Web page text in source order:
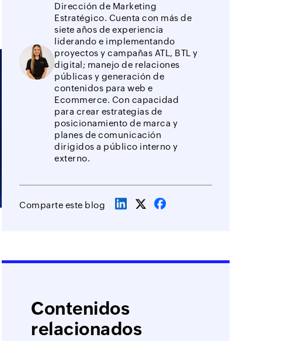
Dirección de Marketing
Estratégico. Cuenta con más de
siete años de experiencia
liderando e implementando
proyectos y campañas ATL, BTL y
digital; manejo de relaciones
públicas y generación de
contenidos para web e
Ecommerce. Con capacidad
para crear estrategias de
posicionamiento de marca y
planes de comunicación
dirigidos a público interno y
externo.
Comparte este blog
Contenidos
relacionados